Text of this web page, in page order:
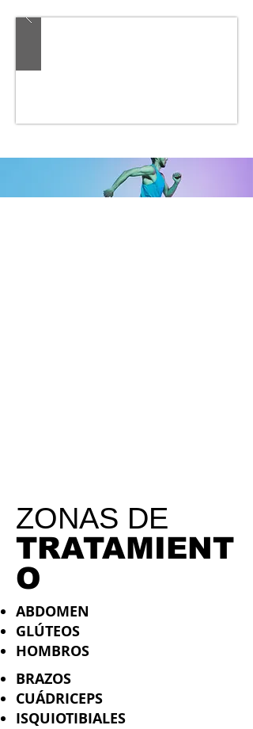
ZONAS DE
TRATAMIENT
O
ABDOMEN
GLÚTEOS
HOMBROS
BRAZOS
CUÁDRICEPS
ISQUIOTIBIALES